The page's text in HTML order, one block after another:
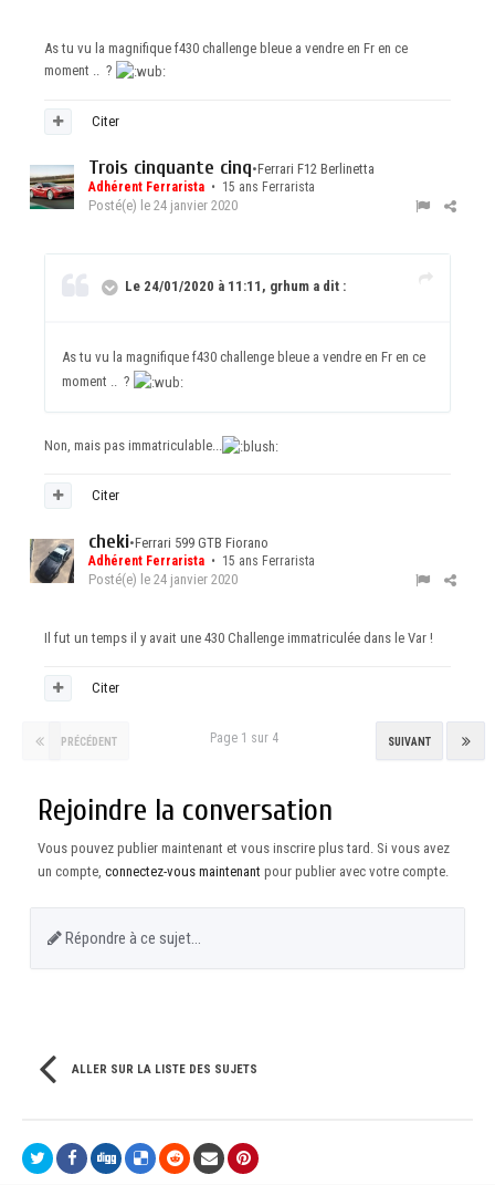
As tu vu la magnifique f430 challenge bleue a vendre en Fr en ce
moment .. ?
Citer
Trois cinquante cinq•Ferrari F12 Berlinetta
Adhérent Ferrarista • 15 ans Ferrarista
Posté(e) le 24 janvier 2020
Le 24/01/2020 à 11:11, grhum a dit :
As tu vu la magnifique f430 challenge bleue a vendre en Fr en ce
moment .. ?
Non, mais pas immatriculable...
Citer
cheki•Ferrari 599 GTB Fiorano
Adhérent Ferrarista • 15 ans Ferrarista
Posté(e) le 24 janvier 2020
Il fut un temps il y avait une 430 Challenge immatriculée dans le Var !
Citer
PRÉCÉDENT SUIVANT
Page 1 sur 4
Rejoindre la conversation
Vous pouvez publier maintenant et vous inscrire plus tard. Si vous avez
un compte, connectez-vous maintenant pour publier avec votre compte.
Répondre à ce sujet…
ALLER SUR LA LISTE DES SUJETS